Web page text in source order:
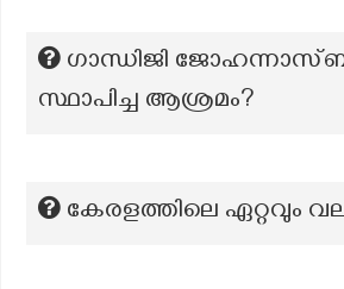
ഗാന്ധിജി
സ്ഥാപിച്ച ആശ്രമം?
കേരളത്തിലെ ഏറ്റവും